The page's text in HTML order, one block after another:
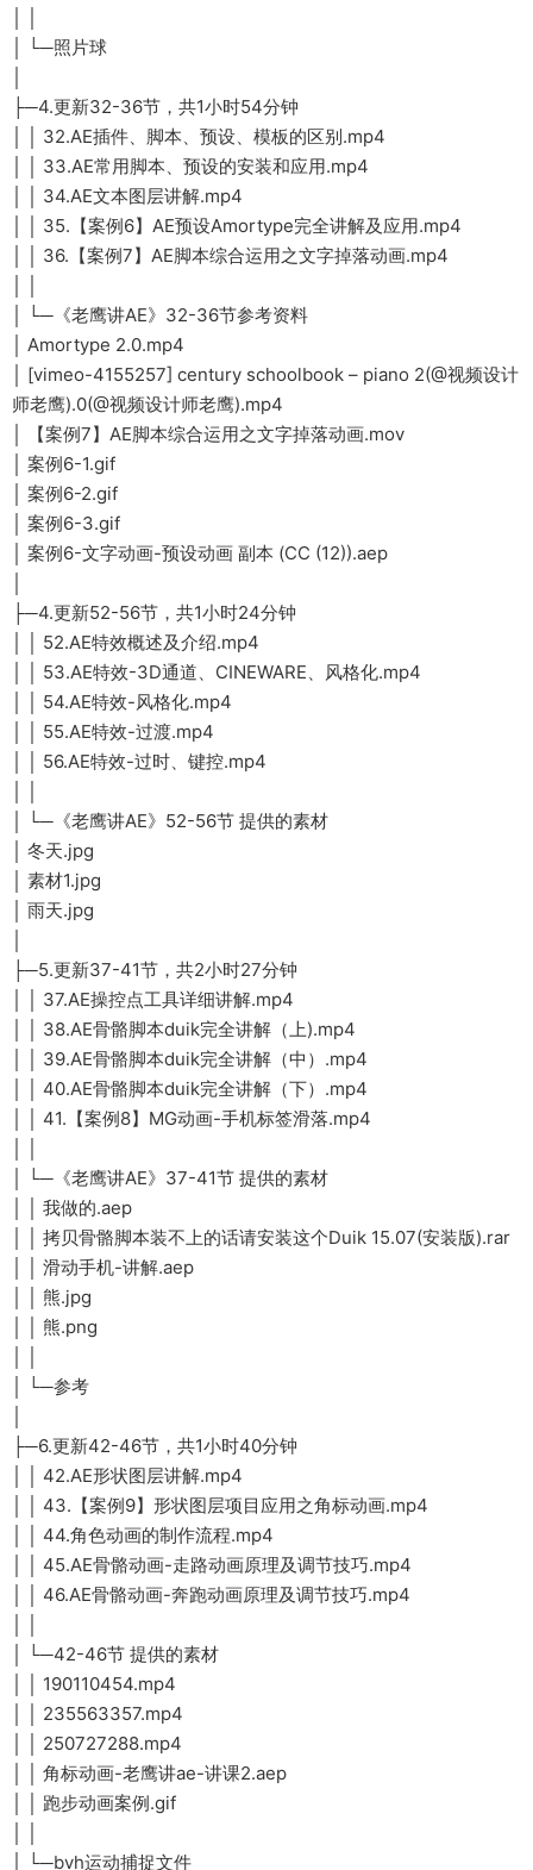
│ └─照片球
├─4.更新32-36节，共1小时54分钟
│ │ 32.AE插件、脚本、预设、模板的区别.mp4
│ │ 33.AE常用脚本、预设的安装和应用.mp4
│ │ 34.AE文本图层讲解.mp4
│ │ 35.【案例6】AE预设Amortype完全讲解及应用.mp4
│ │ 36.【案例7】AE脚本综合运用之文字掉落动画.mp4
│ └─《老鹰讲AE》32-36节参考资料
│ Amortype 2.0.mp4
│ [vimeo-4155257] century schoolbook – piano 2(@视频设计
师老鹰).0(@视频设计师老鹰).mp4
│ 【案例7】AE脚本综合运用之文字掉落动画.mov
│ 案例6-1.gif
│ 案例6-2.gif
│ 案例6-3.gif
│ 案例6-文字动画-预设动画 副本 (CC (12)).aep
├─4.更新52-56节，共1小时24分钟
│ │ 52.AE特效概述及介绍.mp4
│ │ 53.AE特效-3D通道、CINEWARE、风格化.mp4
│ │ 54.AE特效-风格化.mp4
│ │ 55.AE特效-过渡.mp4
│ │ 56.AE特效-过时、键控.mp4
│ └─《老鹰讲AE》52-56节 提供的素材
│ 冬天.jpg
│ 素材1.jpg
│ 雨天.jpg
├─5.更新37-41节，共2小时27分钟
│ │ 37.AE操控点工具详细讲解.mp4
│ │ 38.AE骨骼脚本duik完全讲解（上).mp4
│ │ 39.AE骨骼脚本duik完全讲解（中）.mp4
│ │ 40.AE骨骼脚本duik完全讲解（下）.mp4
│ │ 41.【案例8】MG动画-手机标签滑落.mp4
│ └─《老鹰讲AE》37-41节 提供的素材
│ │ 我做的.aep
│ │ 拷贝骨骼脚本装不上的话请安装这个Duik 15.07(安装版).rar
│ │ 滑动手机-讲解.aep
│ │ 熊.jpg
│ │ 熊.png
│ └─参考
├─6.更新42-46节，共1小时40分钟
│ │ 42.AE形状图层讲解.mp4
│ │ 43.【案例9】形状图层项目应用之角标动画.mp4
│ │ 44.角色动画的制作流程.mp4
│ │ 45.AE骨骼动画-走路动画原理及调节技巧.mp4
│ │ 46.AE骨骼动画-奔跑动画原理及调节技巧.mp4
│ └─42-46节 提供的素材
│ │ 190110454.mp4
│ │ 235563357.mp4
│ │ 250727288.mp4
│ │ 角标动画-老鹰讲ae-讲课2.aep
│ │ 跑步动画案例.gif
│ └─bvh运动捕捉文件